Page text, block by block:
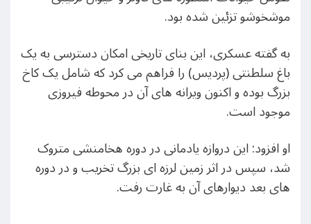
موشخوشو تزئین شده بود.
به گفته عسکری، این بنای تاریخی امکان دسترسی به یک
باغ سلطنتی (پردیس) را فراهم می کرد که شامل یک کاخ
بزرگ بوده و اکنون ویرانه های آن در محوطه فیروزی
موجود است.
او افزود: این دروازه یادمانی در دوره هخامنشی متروک
شد، سپس در اثر زمین لرزه ای بزرگ تخریب و در دوره
های بعد دیوارهای آن به غارت رفت.